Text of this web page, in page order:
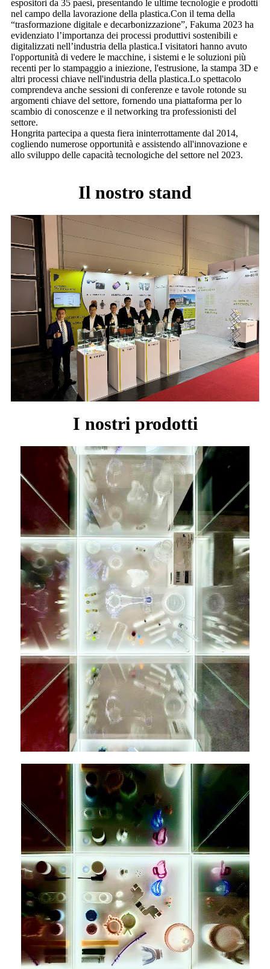
espositori da 35 paesi, presentando le ultime tecnologie e prodotti
nel campo della lavorazione della plastica.Con il tema della
“trasformazione digitale e decarbonizzazione”, Fakuma 2023 ha
evidenziato l’importanza dei processi produttivi sostenibili e
digitalizzati nell’industria della plastica.I visitatori hanno avuto
l'opportunità di vedere le macchine, i sistemi e le soluzioni più
recenti per lo stampaggio a iniezione, l'estrusione, la stampa 3D e
altri processi chiave nell'industria della plastica.Lo spettacolo
comprendeva anche sessioni di conferenze e tavole rotonde su
argomenti chiave del settore, fornendo una piattaforma per lo
scambio di conoscenze e il networking tra professionisti del
settore.
Hongrita partecipa a questa fiera ininterrottamente dal 2014,
cogliendo numerose opportunità e assistendo all'innovazione e
allo sviluppo delle capacità tecnologiche del settore nel 2023.
Il nostro stand
I nostri prodotti